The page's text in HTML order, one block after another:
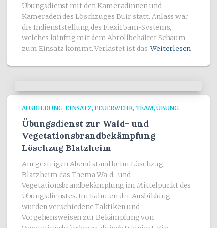
Übungsdienst mit den Kameradinnen und
Kameraden des Löschzuges Buir statt. Anlass war
die Indienststellung des FlexiFoam-Systems,
welches künftig mit dem Abrollbehälter Schaum
zum Einsatz kommt. Verlastet ist das Weiterlesen
AUSBILDUNG EINSATZ FEUERWEHR TEAM ÜBUNG
Übungsdienst zur Wald- und
Vegetationsbrandbekämpfung
Löschzug Blatzheim
Am gestrigen Abend stand beim Löschzug
Blatzheim das Thema Wald- und
Vegetationsbrandbekämpfung im Mittelpunkt des
Übungsdienstes. Im Rahmen der Ausbildung
wurden verschiedene Taktiken und
Vorgehensweisen zur Bekämpfung von